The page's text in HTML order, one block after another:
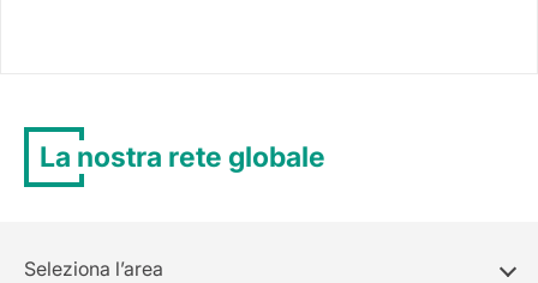
La nostra rete globale
Seleziona l’area